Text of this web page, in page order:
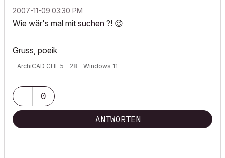
‎2007-11-09 03:30 PM
Wie wär's mal mit suchen ?! 😉
Gruss, poeik
ArchiCAD CHE 5 - 28 - Windows 11
0
ANTWORTEN